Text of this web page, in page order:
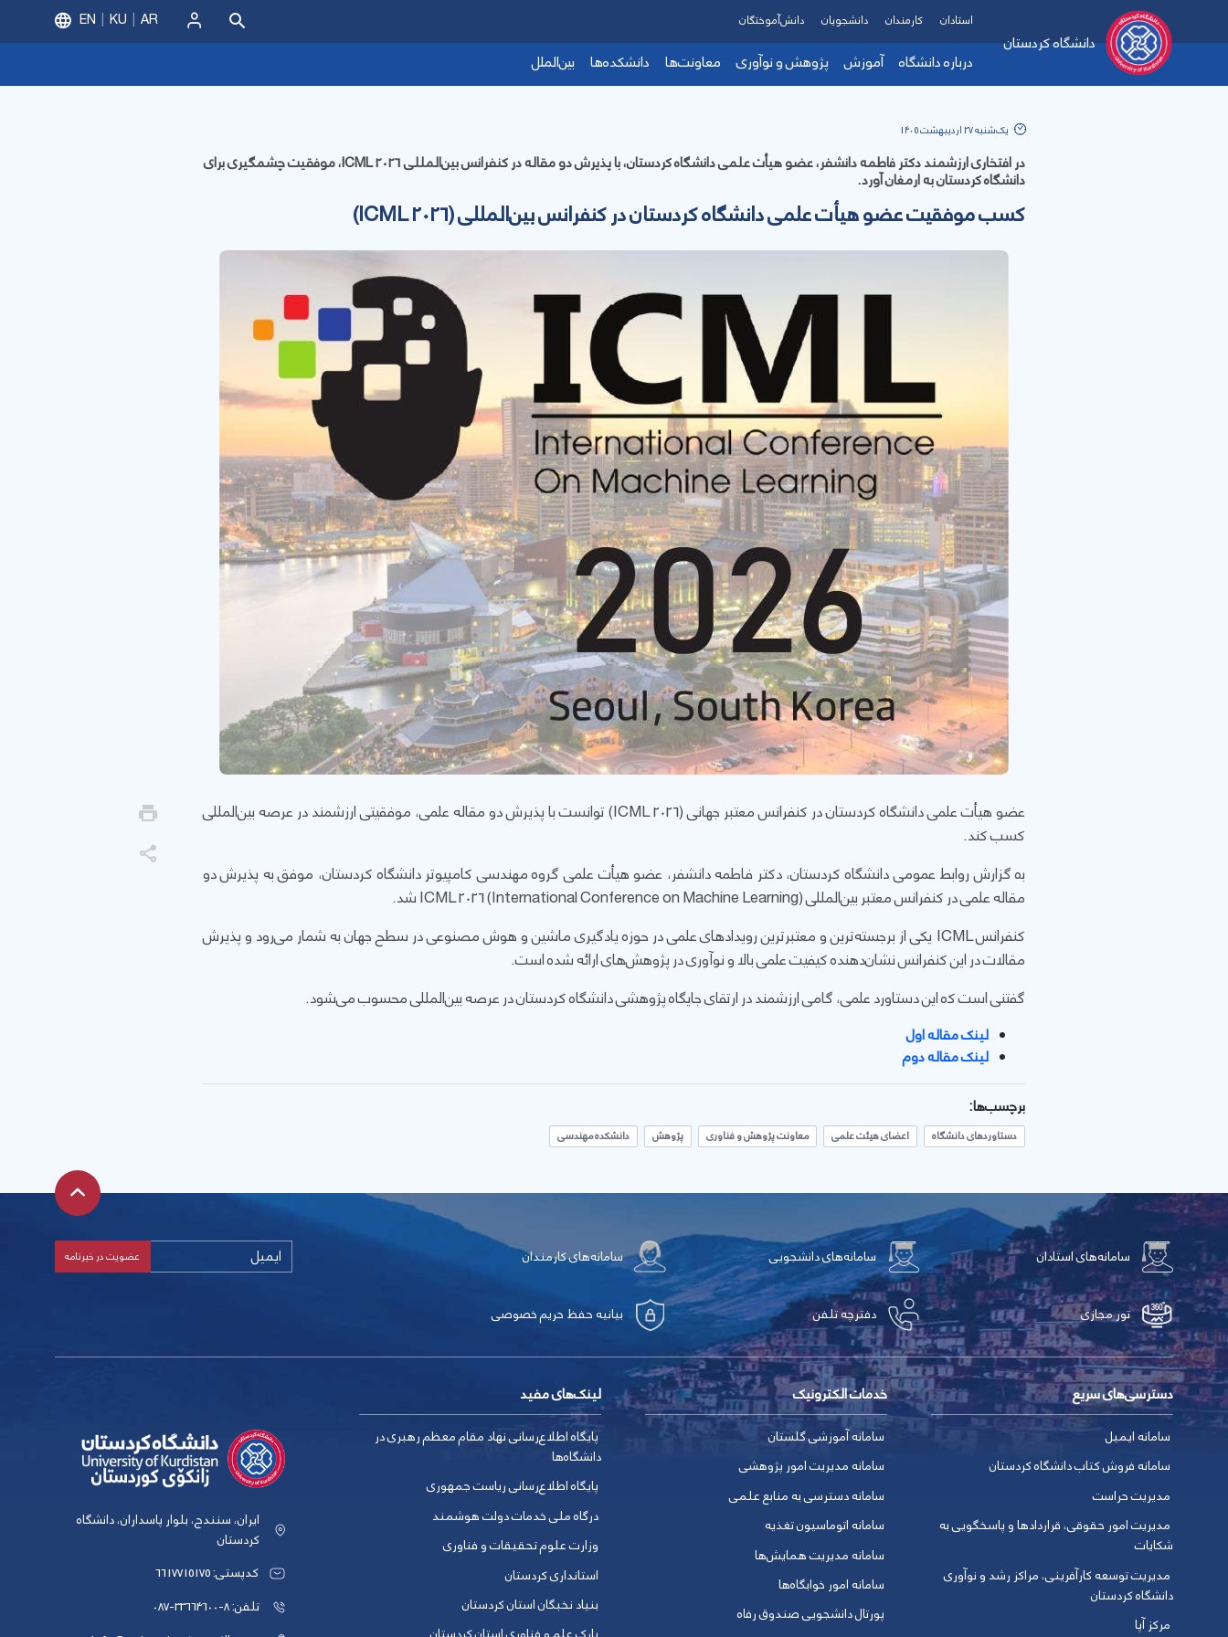
دانشگاه کردستان
درباره دانشگاه آموزش پژوهش و نوآوری معاونت‌ها دانشکده‌ها بین‌الملل
استادان کارمندان دانشجویان دانش‌آموختگان
ورود
EN KU AR
یک‌شنبه 27 اردیبهشت 1405
در افتخاری ارزشمند دکتر فاطمه دانشفر، عضو هیأت علمی دانشگاه کردستان، با پذیرش دو مقاله در کنفرانس بین‌المللی ICML 2026، موفقیت چشمگیری برای
دانشگاه کردستان به ارمغان آورد.
کسب موفقیت عضو هیأت علمی دانشگاه کردستان در کنفرانس بین‌المللی (ICML 2026)
عضو هیأت علمی دانشگاه کردستان در کنفرانس معتبر جهانی (ICML 2026) توانست با پذیرش دو مقاله علمی، موفقیتی ارزشمند در عرصه بین‌المللی
کسب کند.
بە گزارش روابط عمومی دانشگاە کردستان، دکتر فاطمه دانشفر، عضو هیأت علمی گروه مهندسی کامپیوتر دانشگاه کردستان، موفق به پذیرش دو
مقاله علمی در کنفرانس معتبر بین‌المللی ICML 2026 (International Conference on Machine Learning) شد.
کنفرانس ICML یکی از برجسته‌ترین و معتبرترین رویدادهای علمی در حوزه یادگیری ماشین و هوش مصنوعی در سطح جهان به شمار می‌رود و پذیرش
مقالات در این کنفرانس نشان‌دهنده کیفیت علمی بالا و نوآوری در پژوهش‌های ارائه‌ شده است.
گفتنی است کە این دستاورد علمی، گامی ارزشمند در ارتقای جایگاه پژوهشی دانشگاه کردستان در عرصه بین‌المللی محسوب می‌شود.
لینک مقاله اول
لینک مقاله دوم
برچسب‌ها:
دستاوردهای دانشگاه اعضای هیئت علمی معاونت پژوهش و فناوری پژوهش دانشکده مهندسی
سامانه‌های استادان سامانه‌های دانشجویی سامانه‌های کارمندان
تور مجازی دفترچه تلفن بیانیه حفظ حریم خصوصی
دسترسی‌های سریع
سامانه ایمیل
سامانه فروش کتاب دانشگاه کردستان
مدیریت حراست
مدیریت امور حقوقی، قراردادها و پاسخگویی به
شکایات
مدیریت توسعه کارآفرینی، مراکز رشد و نوآوری
دانشگاه کردستان
مرکز آپا
خدمات الکترونیک
سامانه آموزشی گلستان
سامانه مدیریت امور پژوهشی
سامانه دسترسی به منابع علمی
سامانه اتوماسیون تغذیه
سامانه مدیریت همایش‌ها
سامانه امور خوابگاه‌ها
پورتال دانشجویی صندوق رفاه
لینک‌های مفید
پایگاه اطلاع‌رسانی نهاد مقام معظم رهبری در
دانشگاه‌ها
پایگاه اطلاع‌رسانی ریاست جمهوری
درگاه ملی خدمات دولت هوشمند
وزارت علوم تحقیقات و فناوری
استانداری کردستان
بنیاد نخبگان استان کردستان
ایران، سنندج، بلوار پاسداران، دانشگاه
کردستان
کدپستی: 6617715175
تلفن: 8-33664600-087